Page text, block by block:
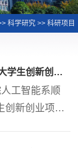
科学研究 >> 科研项目
信息工程学院人工智能系召开大学生创新创业项目中期检查答辩会
工智能系顺
创新创业项目